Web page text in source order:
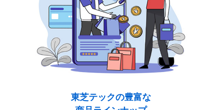
東芝テックの豊富な